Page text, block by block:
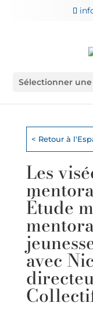
Sélectionner
< Retour à
Les
Étude
avec